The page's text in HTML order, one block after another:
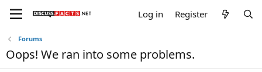
Log in Register
Forums
Oops! We ran into some problems.